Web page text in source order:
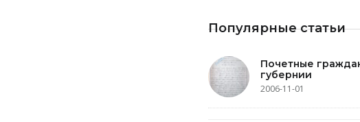
Популярные статьи
Почетные
губернии
2006-11-01